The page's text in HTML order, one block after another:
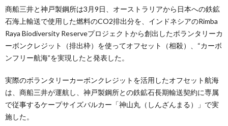
商船三井と神戸製鋼所は3月9日、オーストラリアから日本への鉄鉱
石海上輸送で使用した燃料のCO2排出分を、インドネシアのRimba
Raya Biodiversity Reserveプロジェクトから創出したボランタリーカ
ーボンクレジット（排出枠）を使ってオフセット（相殺）、“カーボ
ンフリー航海”を実現したと発表した。
実際のボランタリーカーボンクレジットを活用したオフセット航海
は、商船三井が運航し、神戸製鋼所との鉄鉱石長期輸送契約に専属
で従事するケープサイズバルカー「神山丸（しんざんまる）」で実
施した。